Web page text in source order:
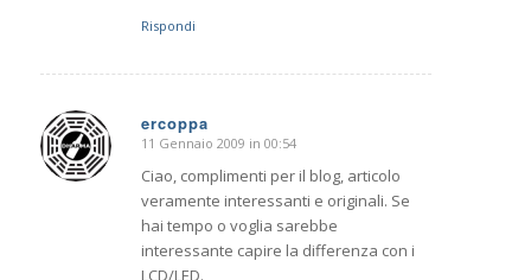
Rispondi
ercoppa
dice:
11 Gennaio 2009 in 00:54
Ciao, complimenti per il blog, articolo
veramente interessanti e originali. Se
hai tempo o voglia sarebbe
interessante capire la differenza con i
LCD/LED.